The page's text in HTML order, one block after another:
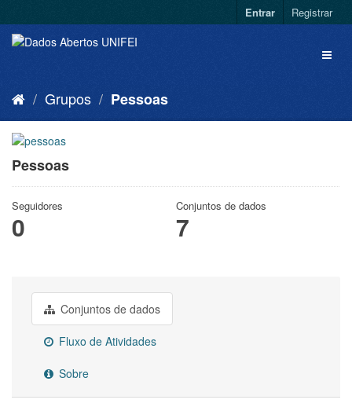
Entrar Registrar
Grupos Pessoas
Pessoas
Seguidores
0
Conjuntos de dados
7
Conjuntos de dados
Fluxo de Atividades
Sobre